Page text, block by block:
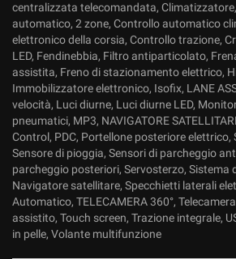
centralizzata telecomandata,
automatico, 2 zone, Controllo automatico
elettronico della corsia, Controllo trazione,
LED, Fendinebbia, Filtro antiparticolato,
assistita, Freno di stazionamento elettrico,
Immobilizzatore elettronico, Isofix, LANE
velocità, Luci diurne, Luci diurne LED,
pneumatici, MP3, NAVIGATORE
Control, PDC, Portellone posteriore elettrico,
Sensore di pioggia, Sensori di parcheggio
parcheggio posteriori, Servosterzo, Sistema
Navigatore satellitare, Specchietti laterali
Automatico, TELECAMERA 360°,
assistito, Touch screen, Trazione integrale,
in pelle, Volante multifunzione
Salva
le
impostazioni